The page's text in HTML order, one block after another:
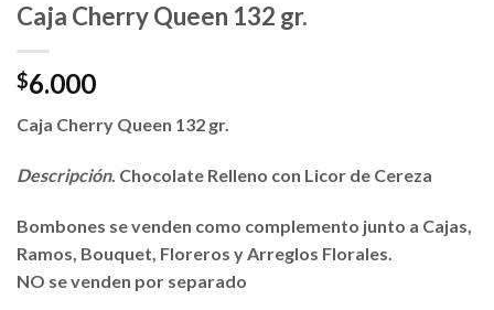
Caja Cherry Queen 132 gr.
$6.000
Caja Cherry Queen 132 gr.
Descripción. Chocolate Relleno con Licor de Cereza
Bombones se venden como complemento junto a Cajas,
Ramos, Bouquet, Floreros y Arreglos Florales.
NO se venden por separado